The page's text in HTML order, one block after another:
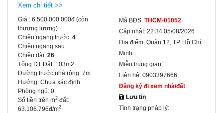
Xem chi tiết >>
Giá : 6.500.000.000đ (còn
thương lượng)
Chiều ngang trước: 4
Chiều ngang sau:
Chiều dài: 26
Tổng DT Đất: 103m2
Đường trước nhà rộng: 7m
Hướng: Chưa xác định
Phòng ngủ: 0
Số tiền trên m2 đất:
63.106.796đ/m2
Mã BĐS: THCM-01052
Cập nhật: 22:34 05/08/2026
Địa điểm: Quận 12, TP. Hồ Chí
Minh
Miễn trung gian
Liên hệ: 0903397666
Đăng ký đi xem nhà/đất
Lưu tin
Tình trạng pháp lý: